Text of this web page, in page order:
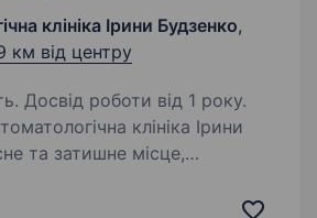
клініка Ірини Будзенко,
км від центру
Досвід роботи від 1 року.
клініка Ірини
та затишне місце,
— це професіонали, які